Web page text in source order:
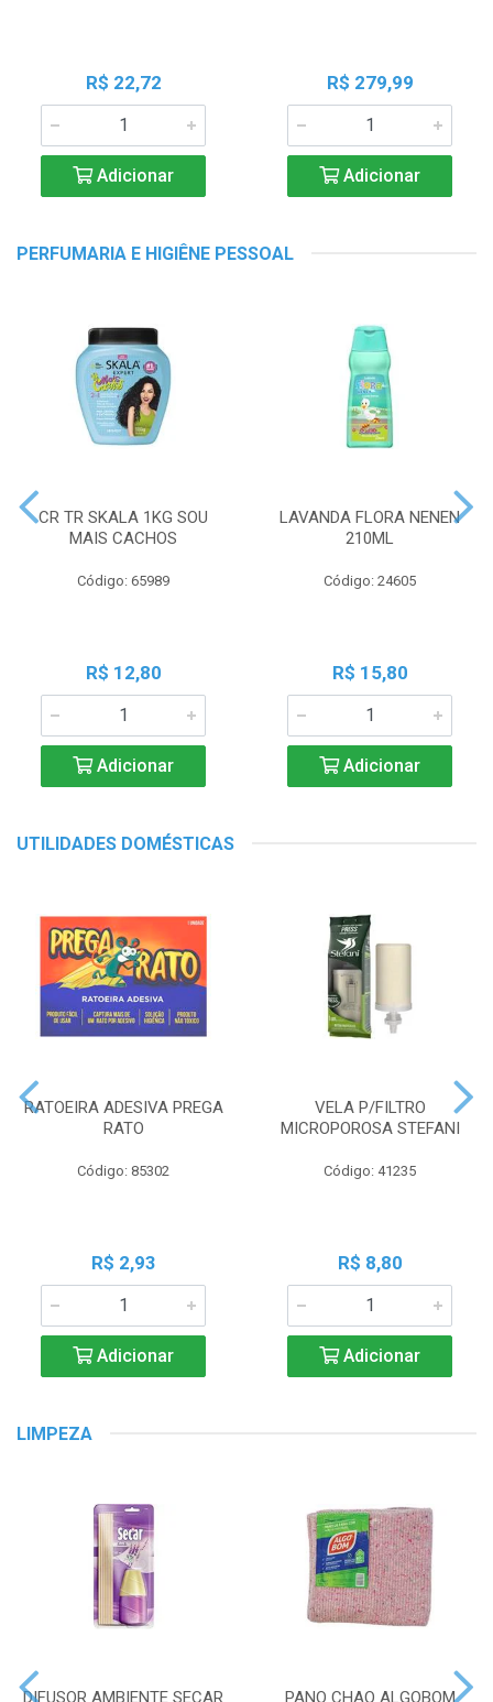
R$ 22,72
Adicionar
R$ 279,99
Adicionar
PERFUMARIA E HIGIÊNE PESSOAL
CR TR SKALA 1KG SOU
MAIS CACHOS
Código: 65989
R$ 12,80
Adicionar
LAVANDA FLORA NENEN
210ML
Código: 24605
R$ 15,80
Adicionar
UTILIDADES DOMÉSTICAS
RATOEIRA ADESIVA PREGA
RATO
Código: 85302
R$ 2,93
Adicionar
VELA P/FILTRO
MICROPOROSA STEFANI
Código: 41235
R$ 8,80
Adicionar
LIMPEZA
DIFUSOR AMBIENTE SECAR PANO CHAO ALGOBOM